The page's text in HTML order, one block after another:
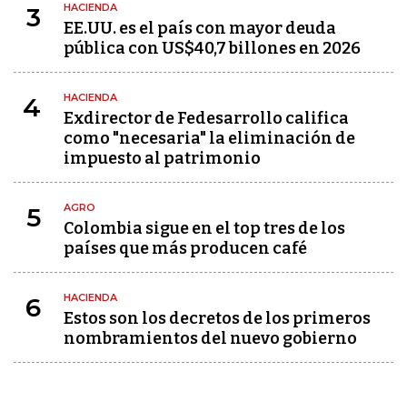
3 HACIENDA
EE.UU. es el país con mayor deuda
pública con US$40,7 billones en 2026
4 HACIENDA
Exdirector de Fedesarrollo califica
como "necesaria" la eliminación de
impuesto al patrimonio
5 AGRO
Colombia sigue en el top tres de los
países que más producen café
6 HACIENDA
Estos son los decretos de los primeros
nombramientos del nuevo gobierno